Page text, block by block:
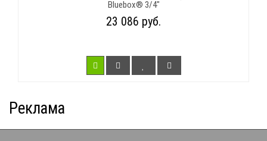
Bluebox® 3/4"
23 086 руб.
Реклама